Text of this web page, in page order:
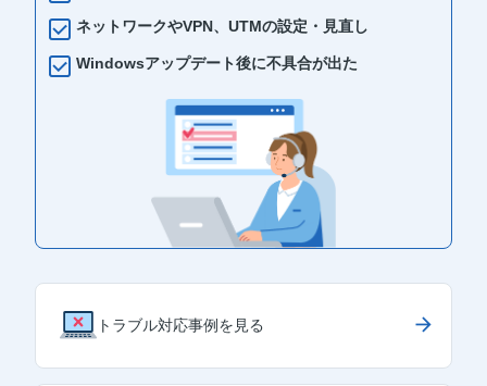
ネットワークやVPN、UTMの設定・見直し
Windowsアップデート後に不具合が出た
トラブル対応事例を見る